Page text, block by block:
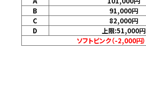
B
91,000円
C
82,000円
D
上限:51,000円
ソフトピンク（-2,000円）